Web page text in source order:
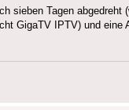
sieben Tagen
GigaTV IPTV) und